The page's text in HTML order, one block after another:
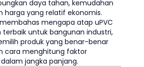
daya tahan, kemudahan
harga yang relatif ekonomis.
mengapa atap uPVC
terbaik untuk bangunan industri,
produk yang benar-benar
cara menghitung faktor
jangka panjang.